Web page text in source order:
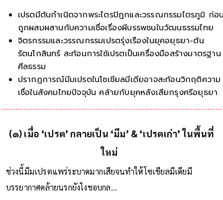
เปรตมีต้นกำเนิดจากพระไตรปิฎกและวรรณกรรมไตรภูมิ ก่อ
ถูกผสมผสานกับความเชื่อเรื่องผีบรรพชนในวัฒนธรรมไทย
จิตรกรรมและวรรณกรรมเปรตรุ่งเรืองในยุคอยุธยา-ต้น
รัตนโกสินทร์ สะท้อนการใช้เปรตเป็นเครื่องมือสร้างมาตรฐาน
ศีลธรรม
ปรากฏการณ์มีมเปรตในโซเชียลมีเดียอาจสะท้อนวิกฤติความ
เชื่อในสังคมไทยปัจจุบัน คล้ายกับยุคหลังเสียกรุงศรีอยุธยา
(๑) เมื่อ ‘เปรต’ กลายเป็น ‘มีม’ & ‘เปรตเก่า’ ในพื้นที่
ใหม่
ช่วงนี้มีมเปรตแพร่ระบาดมากเสียจนทำให้โซเชียลมีเดียมี
บรรยากาศคล้ายนรกยังไงชอบกล…